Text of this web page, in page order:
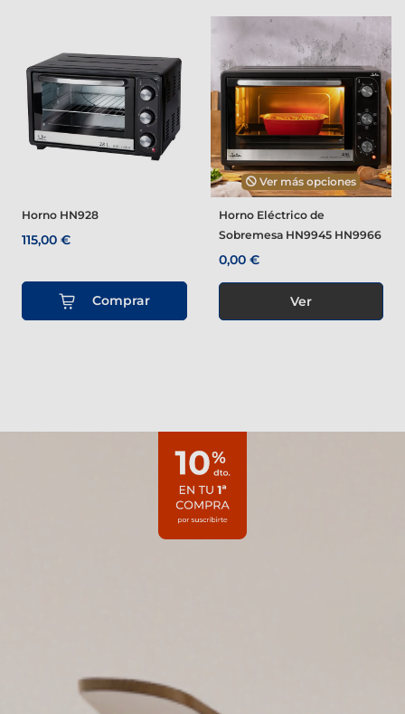
Horno HN928
115,00 €
Comprar
Ver más opciones
Horno Eléctrico de
Sobremesa HN9945 HN9966
0,00 €
Ver